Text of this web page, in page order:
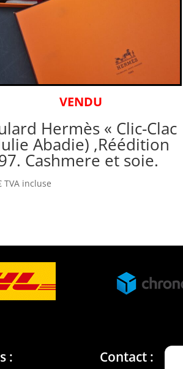
VENDU
Hermès « Clic-Clac
Abadie) ,Réédition
Cashmere et soie.
TVA incluse
: Contact :